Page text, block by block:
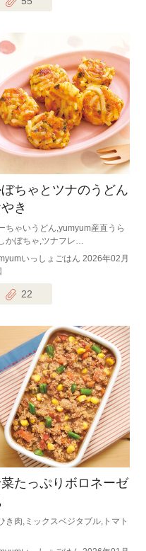
ちゃとツナのうどん
き
ちゃいうどん,yumyum産直うら
かぼちゃ,ツナフレ…
いっしょごはん 2026年02月
22
たっぷりボロネーゼ
き肉,ミックスベジタブル,トマト